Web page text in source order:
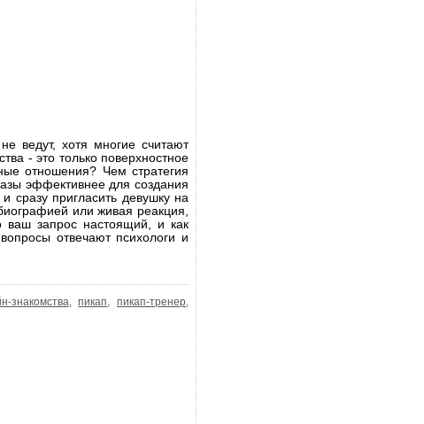
ведут, хотя многие считают
- это только поверхностное
отношения? Чем стратегия
эффективнее для создания
сразу пригласить девушку на
или живая реакция,
ваш запрос настоящий, и как
отвечают психологи и
знакомства,пикап,пикап-тренер,